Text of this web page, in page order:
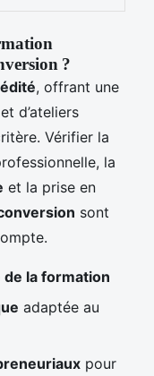
?
, offrant une
d’ateliers
Vérifier la
la
et la prise en
sont
la formation
adaptée au
pour